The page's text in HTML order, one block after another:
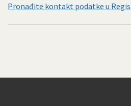
Pronađite kontakt podatke u